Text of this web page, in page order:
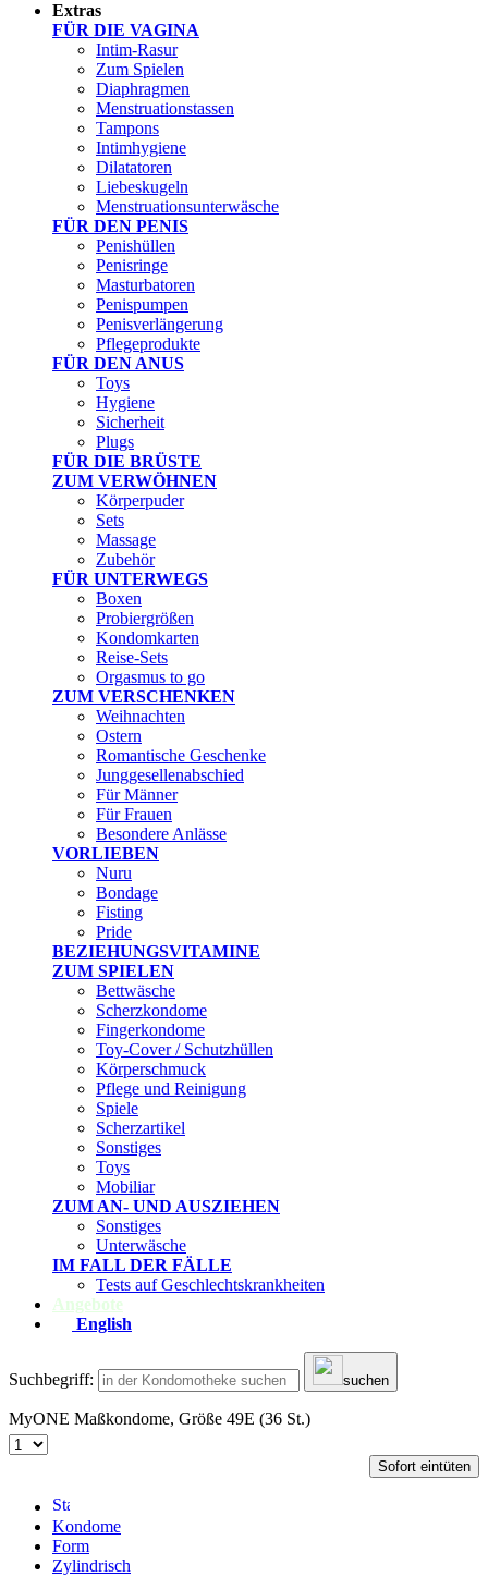
Extras
FÜR DIE VAGINA
Intim-Rasur
Zum Spielen
Diaphragmen
Menstruationstassen
Tampons
Intimhygiene
Dilatatoren
Liebeskugeln
Menstruationsunterwäsche
FÜR DEN PENIS
Penishüllen
Penisringe
Masturbatoren
Penispumpen
Penisverlängerung
Pflegeprodukte
FÜR DEN ANUS
Toys
Hygiene
Sicherheit
Plugs
FÜR DIE BRÜSTE
ZUM VERWÖHNEN
Körperpuder
Sets
Massage
Zubehör
FÜR UNTERWEGS
Boxen
Probiergrößen
Kondomkarten
Reise-Sets
Orgasmus to go
ZUM VERSCHENKEN
Weihnachten
Ostern
Romantische Geschenke
Junggesellenabschied
Für Männer
Für Frauen
Besondere Anlässe
VORLIEBEN
Nuru
Bondage
Fisting
Pride
BEZIEHUNGSVITAMINE
ZUM SPIELEN
Bettwäsche
Scherzkondome
Fingerkondome
Toy-Cover / Schutzhüllen
Körperschmuck
Pflege und Reinigung
Spiele
Scherzartikel
Sonstiges
Toys
Mobiliar
ZUM AN- UND AUSZIEHEN
Sonstiges
Unterwäsche
IM FALL DER FÄLLE
Tests auf Geschlechtskrankheiten
Angebote
English
Suchbegriff: suchen
MyONE Maßkondome, Größe 49E (36 St.)
Sofort eintüten
Kondome
Form
Zylindrisch